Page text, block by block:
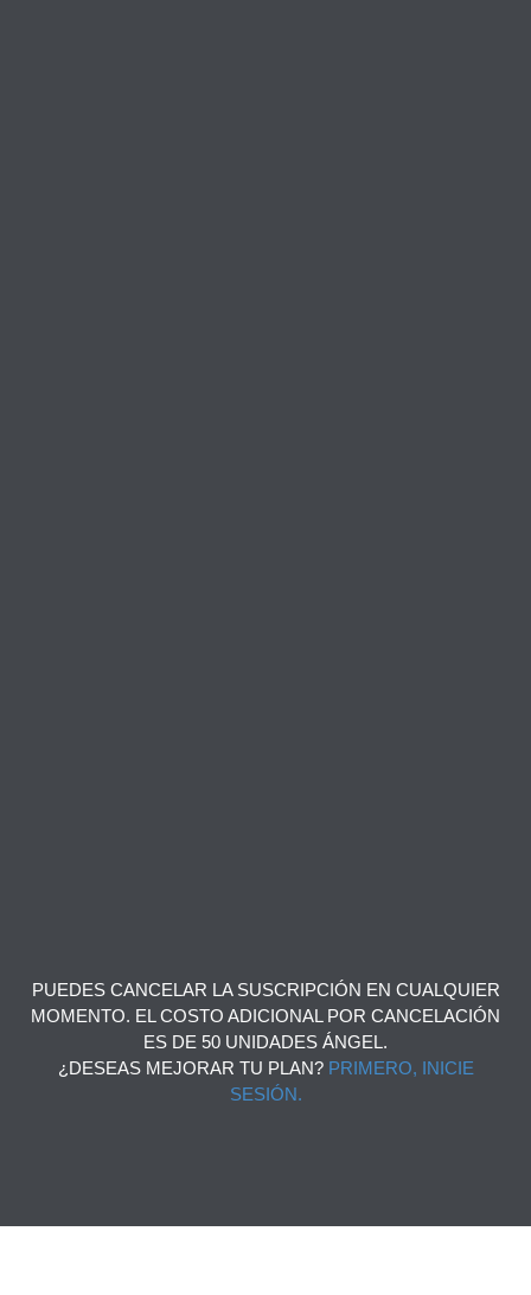
PUEDES CANCELAR LA SUSCRIPCIÓN EN CUALQUIER
MOMENTO. EL COSTO ADICIONAL POR CANCELACIÓN
ES DE 50 UNIDADES ÁNGEL.
¿DESEAS MEJORAR TU PLAN? PRIMERO, INICIE
SESIÓN.